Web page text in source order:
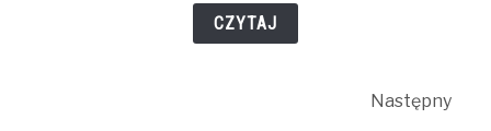
po
urodzeniu
CZYTAJ
Następny